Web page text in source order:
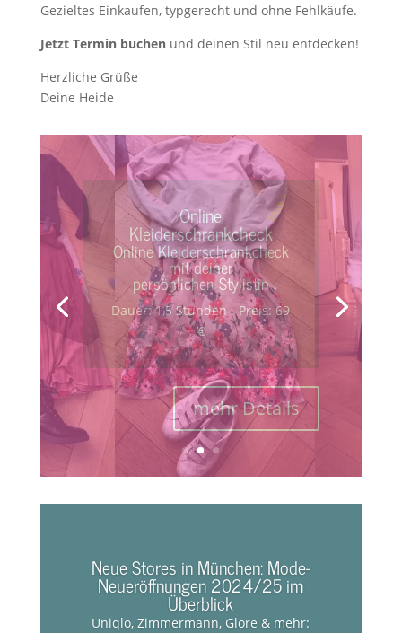
Gezieltes Einkaufen, typgerecht und ohne Fehlkäufe.
Jetzt Termin buchenund deinen Stil neu entdecken!
Herzliche Grüße
Deine Heide
Kleiderschrankcheck
Kleiderschrankcheck mit
deiner persönlichenStylistin
Dauer: 3 Stunden - Preis: 179
€
mehr Details
Neue Stores in München: Mode-
Neueröffnungen 2024/25 im
Überblick
Uniqlo, Zimmermann, Glore & mehr: